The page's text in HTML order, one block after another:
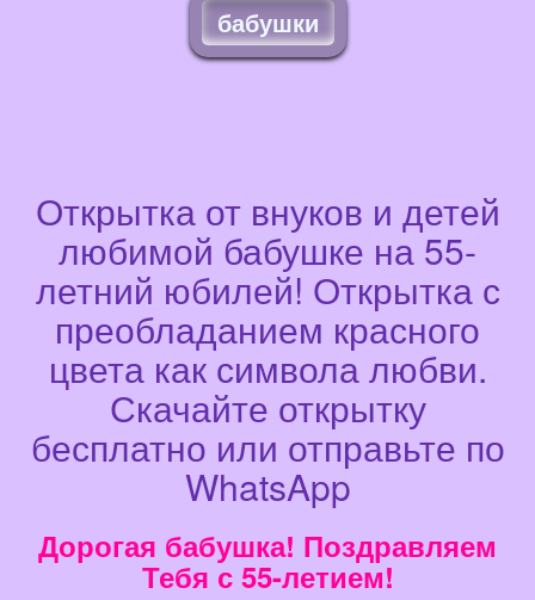
бабушки
Открытка от внуков и детей
любимой бабушке на 55-
летний юбилей! Открытка с
преобладанием красного
цвета как символа любви.
Скачайте открытку
бесплатно или отправьте по
WhatsApp
Дорогая бабушка! Поздравляем
Тебя с 55-летием!